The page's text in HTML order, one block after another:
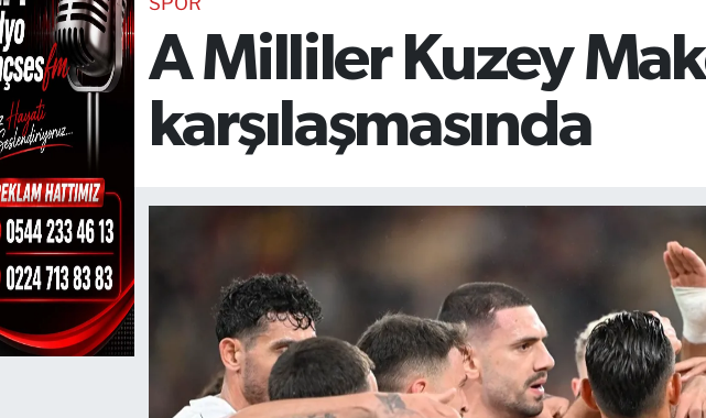
A Milliler Kuzey
karşılaşmasında
TEKNOLOJİ
CANLI DİNLE
RESMİ İLANLAR
Gencsesfm Canlı Dinle